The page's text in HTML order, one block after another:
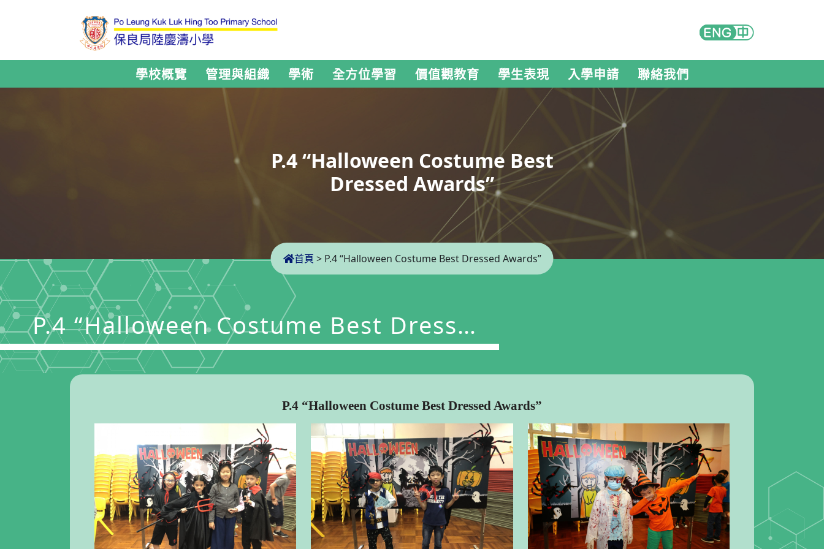
學校概覽 管理與組織 學術 全方位學習 價值觀教育 學生表現 入學申請 聯絡我們
P.4 “Halloween Costume Best
Dressed Awards”
首頁 > P.4 “Halloween Costume Best Dressed Awards”
P.4 “Halloween Costume Best Dressed
Awards”
P.4 “Halloween Costume Best Dressed Awards”